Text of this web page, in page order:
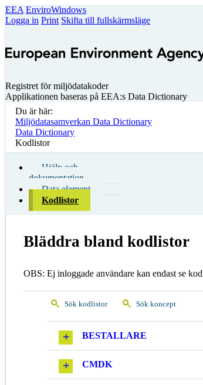
EEA EnviroWindows
Logga in Print Skifta till fullskärmsläge
Registret för miljödatakoder
Applikationen baseras på EEA:s Data Dictionary
Du är här:
Miljödatasamverkan Data Dictionary
Data Dictionary
Kodlistor
Hjälp och
dokumentation
Data element
Kodlistor
Bläddra bland kodlistor
OBS: Ej inloggade användare kan endast se
Sök kodlistor Sök koncept
BESTALLARE
CMDK